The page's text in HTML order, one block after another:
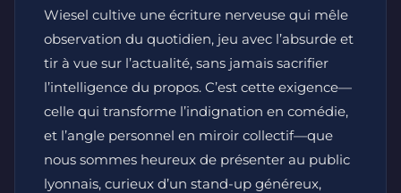
Wiesel cultive une écriture nerveuse qui mêle
observation du quotidien, jeu avec l’absurde et
tir à vue sur l’actualité, sans jamais sacrifier
l’intelligence du propos. C’est cette exigence—
celle qui transforme l’indignation en comédie,
et l’angle personnel en miroir collectif—que
nous sommes heureux de présenter au public
lyonnais, curieux d’un stand-up généreux,